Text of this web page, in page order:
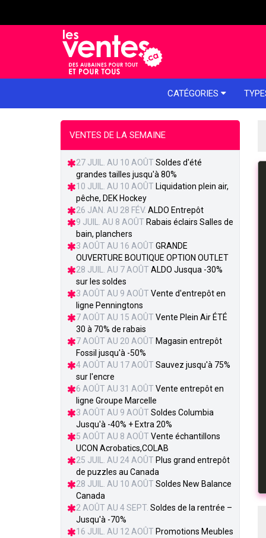
CATÉGORIES
VENTES DE LA SEMAINE
27 JUIL. AU 10 AOÛT Soldes d'été
grandes tailles jusqu'à 80%
10 JUIL. AU 10 AOÛT Liquidation plein air,
pêche, DEK Hockey
26 JAN. AU 28 FÉV. ALDO Entrepôt
9 JUIL. AU 8 AOÛT Rabais éclairs Salles de
bain, planchers
3 AOÛT AU 16 AOÛT GRANDE
OUVERTURE BOUTIQUE OPTION OUTLET
28 JUIL. AU 7 AOÛT ALDO Jusqua -30%
sur les soldes
3 AOÛT AU 9 AOÛT Vente d'entrepôt en
ligne Penningtons
7 AOÛT AU 15 AOÛT Vente Plein Air ÉTÉ
30 à 70% de rabais
7 AOÛT AU 20 AOÛT Magasin entrepôt
Fossil jusqu'à -50%
4 AOÛT AU 17 AOÛT Sauvez jusqu'à 75%
sur l'encre
6 AOÛT AU 31 AOÛT Vente entrepôt en
ligne Groupe Marcelle
3 AOÛT AU 9 AOÛT Soldes Columbia
Jusqu'à -40% + Extra 20%
5 AOÛT AU 8 AOÛT Vente échantillons
UCON Acrobatics,COLAB
25 JUIL. AU 24 AOÛT Plus grand entrepôt
de puzzles au Canada
28 JUIL. AU 10 AOÛT Soldes New Balance
Canada
2 AOÛT AU 4 SEPT. Soldes de la rentrée –
Jusqu'à -70%
16 JUIL. AU 12 AOÛT Promotions Meubles